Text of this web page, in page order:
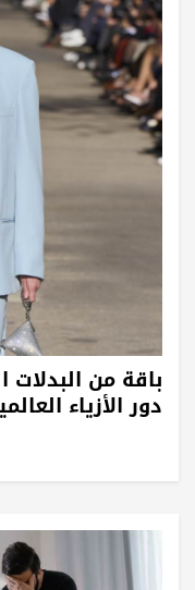
باقة من البدلات
دور الأزياء